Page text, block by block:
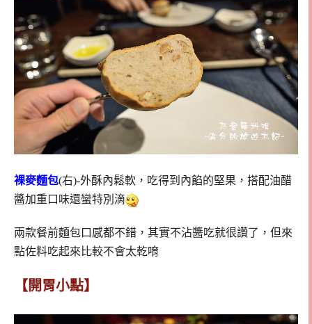
裸麥麵包(右)-外酥內鬆軟，吃得到內餡的堅果，搭配油醋
醬加重口味還蠻特別滴
兩款餐前麵包口感都不錯，其實不沾醬吃就很讚了，但來
點佐料吃起來比較不會太乾唷
【開胃小點】